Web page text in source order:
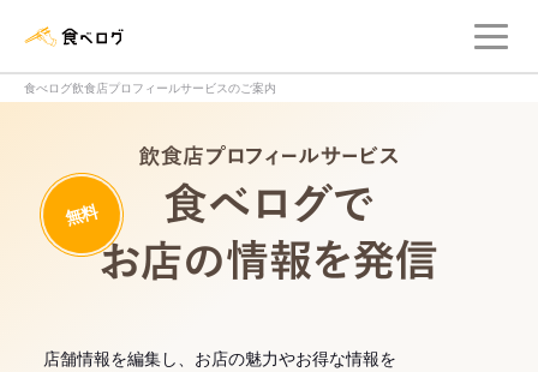
食べログ飲食店プロフィールサービスのご案内
無料
店舗情報を編集し、お店の魅力やお得な情報を